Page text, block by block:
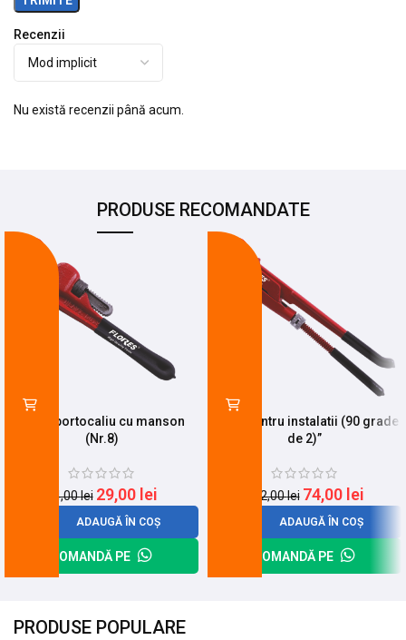
Recenzii
Nu există recenzii până acum.
PRODUSE RECOMANDATE
Mops portocaliu cu manson
(Nr.8)
34,00lei 29,00 lei
ADAUGĂ ÎN COȘ
COMANDĂ PE
Mops pentru instalatii (90 grade
de 2)”
102,00lei 74,00 lei
ADAUGĂ ÎN COȘ
COMANDĂ PE
PRODUSE POPULARE